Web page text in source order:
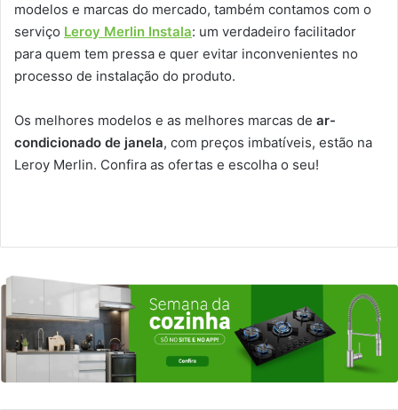
modelos e marcas do mercado, também contamos com o
serviço Leroy Merlin Instala: um verdadeiro facilitador
para quem tem pressa e quer evitar inconvenientes no
processo de instalação do produto.
Os melhores modelos e as melhores marcas de ar-
condicionado de janela, com preços imbatíveis, estão na
Leroy Merlin. Confira as ofertas e escolha o seu!